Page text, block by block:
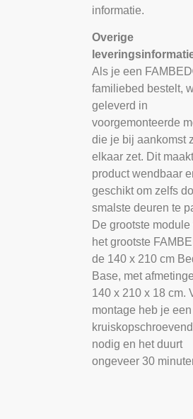
informatie.
Overige
Als je een
familiebed bestelt,
geleverd in
voorgemonteerde
die je bij aankomst
elkaar zet. Dit
product wendbaar
geschikt om zelfs
smalste deuren te
De grootste module
het grootste
de 140 x 210 cm
Base, met
140 x 210 x 18 cm.
montage heb je een
nodig en het duurt
ongeveer 30